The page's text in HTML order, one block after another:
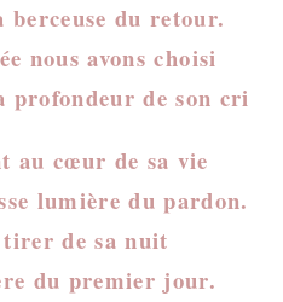
du retour.
nous avons choisi
profondeur de son cri
au cœur de sa vie
lumière du pardon.
de sa nuit
du premier jour.